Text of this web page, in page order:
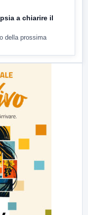
a chiarire il
della prossima